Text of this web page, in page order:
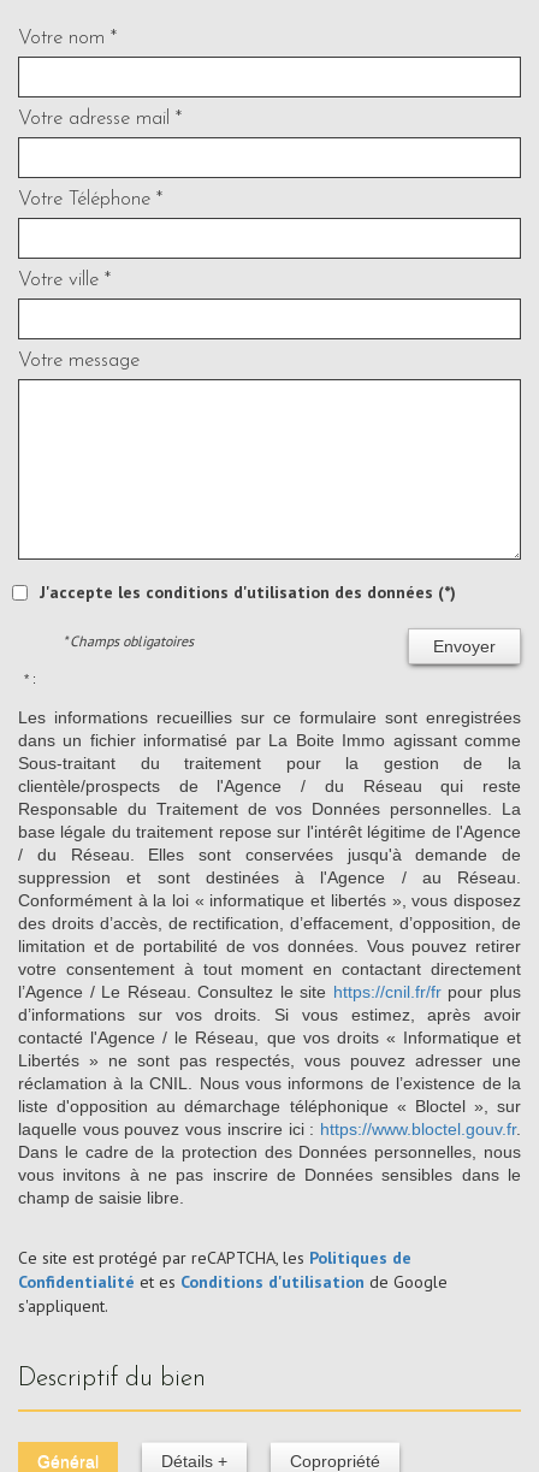
Votre nom *
Votre adresse mail *
Votre Téléphone *
Votre ville *
Votre message
J'accepte les conditions d'utilisation des données (*)
Envoyer
* Champs obligatoires
* :
Les informations recueillies sur ce formulaire sont enregistrées
dans un fichier informatisé par La Boite Immo agissant comme
Sous-traitant du traitement pour la gestion de la
clientèle/prospects de l'Agence / du Réseau qui reste
Responsable du Traitement de vos Données personnelles. La
base légale du traitement repose sur l'intérêt légitime de l'Agence
/ du Réseau. Elles sont conservées jusqu'à demande de
suppression et sont destinées à l'Agence / au Réseau.
Conformément à la loi « informatique et libertés », vous disposez
des droits d’accès, de rectification, d’effacement, d’opposition, de
limitation et de portabilité de vos données. Vous pouvez retirer
votre consentement à tout moment en contactant directement
l’Agence / Le Réseau. Consultez le site https://cnil.fr/frpour plus
d’informations sur vos droits. Si vous estimez, après avoir
contacté l'Agence / le Réseau, que vos droits « Informatique et
Libertés » ne sont pas respectés, vous pouvez adresser une
réclamation à la CNIL. Nous vous informons de l’existence de la
liste d'opposition au démarchage téléphonique « Bloctel », sur
laquelle vous pouvez vous inscrire ici : https://www.bloctel.gouv.fr.
Dans le cadre de la protection des Données personnelles, nous
vous invitons à ne pas inscrire de Données sensibles dans le
champ de saisie libre.
Ce site est protégé par reCAPTCHA, les Politiques de
Confidentialité et es Conditions d'utilisation de Google
s'appliquent.
descriptif du bien
Général Détails + Copropriété